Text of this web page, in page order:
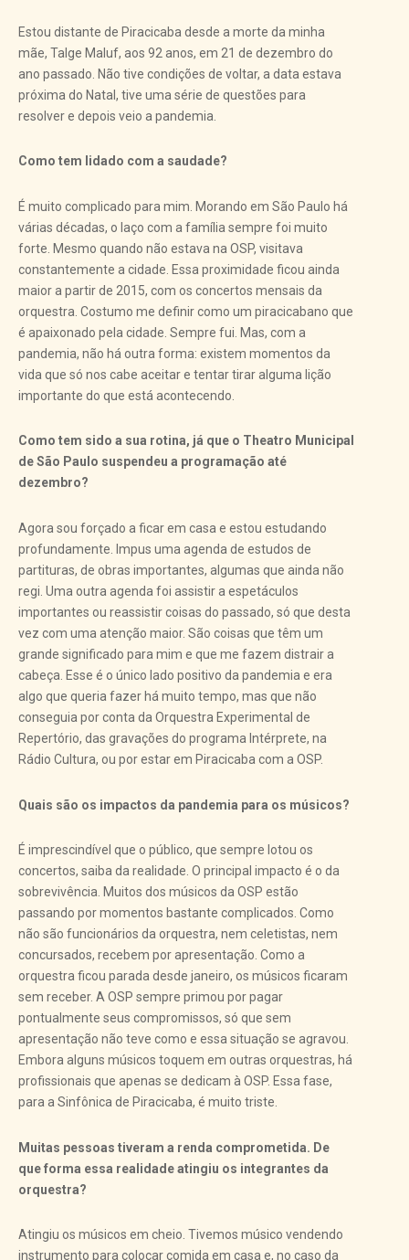
Estou distante de Piracicaba desde a morte da minha
mãe, Talge Maluf, aos 92 anos, em 21 de dezembro do
ano passado. Não tive condições de voltar, a data estava
próxima do Natal, tive uma série de questões para
resolver e depois veio a pandemia.
Como tem lidado com a saudade?
É muito complicado para mim. Morando em São Paulo há
várias décadas, o laço com a família sempre foi muito
forte. Mesmo quando não estava na OSP, visitava
constantemente a cidade. Essa proximidade ficou ainda
maior a partir de 2015, com os concertos mensais da
orquestra. Costumo me definir como um piracicabano que
é apaixonado pela cidade. Sempre fui. Mas, com a
pandemia, não há outra forma: existem momentos da
vida que só nos cabe aceitar e tentar tirar alguma lição
importante do que está acontecendo.
Como tem sido a sua rotina, já que o Theatro Municipal
de São Paulo suspendeu a programação até
dezembro?
Agora sou forçado a ficar em casa e estou estudando
profundamente. Impus uma agenda de estudos de
partituras, de obras importantes, algumas que ainda não
regi. Uma outra agenda foi assistir a espetáculos
importantes ou reassistir coisas do passado, só que desta
vez com uma atenção maior. São coisas que têm um
grande significado para mim e que me fazem distrair a
cabeça. Esse é o único lado positivo da pandemia e era
algo que queria fazer há muito tempo, mas que não
conseguia por conta da Orquestra Experimental de
Repertório, das gravações do programa Intérprete, na
Rádio Cultura, ou por estar em Piracicaba com a OSP.
Quais são os impactos da pandemia para os músicos?
É imprescindível que o público, que sempre lotou os
concertos, saiba da realidade. O principal impacto é o da
sobrevivência. Muitos dos músicos da OSP estão
passando por momentos bastante complicados. Como
não são funcionários da orquestra, nem celetistas, nem
concursados, recebem por apresentação. Como a
orquestra ficou parada desde janeiro, os músicos ficaram
sem receber. A OSP sempre primou por pagar
pontualmente seus compromissos, só que sem
apresentação não teve como e essa situação se agravou.
Embora alguns músicos toquem em outras orquestras, há
profissionais que apenas se dedicam à OSP. Essa fase,
para a Sinfônica de Piracicaba, é muito triste.
Muitas pessoas tiveram a renda comprometida. De
que forma essa realidade atingiu os integrantes da
orquestra?
Atingiu os músicos em cheio. Tivemos músico vendendo
instrumento para colocar comida em casa e, no caso da